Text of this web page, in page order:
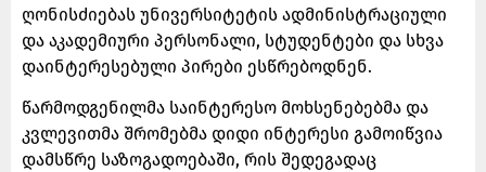
ღონისძიებას უნივერსიტეტის ადმინისტრაციული
და აკადემიური პერსონალი, სტუდენტები და სხვა
დაინტერესებული პირები ესწრებოდნენ.
წარმოდგენილმა საინტერესო მოხსენებებმა და
კვლევითმა შრომებმა დიდი ინტერესი გამოიწვია
დამსწრე საზოგადოებაში, რის შედეგადაც